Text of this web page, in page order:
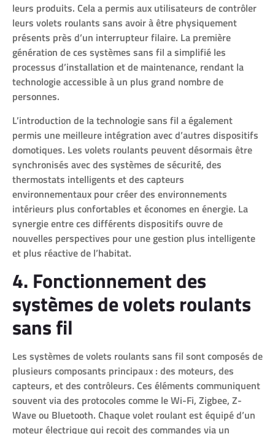
leurs produits. Cela a permis aux utilisateurs de contrôler
leurs volets roulants sans avoir à être physiquement
présents près d’un interrupteur filaire. La première
génération de ces systèmes sans fil a simplifié les
processus d’installation et de maintenance, rendant la
technologie accessible à un plus grand nombre de
personnes.
L’introduction de la technologie sans fil a également
permis une meilleure intégration avec d’autres dispositifs
domotiques. Les volets roulants peuvent désormais être
synchronisés avec des systèmes de sécurité, des
thermostats intelligents et des capteurs
environnementaux pour créer des environnements
intérieurs plus confortables et économes en énergie. La
synergie entre ces différents dispositifs ouvre de
nouvelles perspectives pour une gestion plus intelligente
et plus réactive de l’habitat.
4. Fonctionnement des
systèmes de volets roulants
sans fil
Les systèmes de volets roulants sans fil sont composés de
plusieurs composants principaux : des moteurs, des
capteurs, et des contrôleurs. Ces éléments communiquent
souvent via des protocoles comme le Wi-Fi, Zigbee, Z-
Wave ou Bluetooth. Chaque volet roulant est équipé d’un
moteur électrique qui reçoit des commandes via un